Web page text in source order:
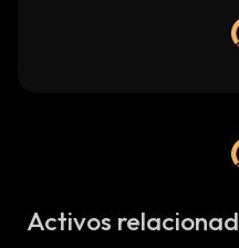
Activos